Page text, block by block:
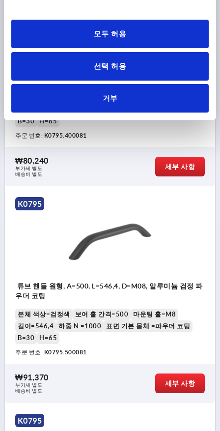
모두 허용
선택 허용
거부
튜브 핸들 원형, A=400, L=446,4, D=M08, 알루미늄 검정 파
우더 코팅
보어 홀 간격=400
B=30
H=65
주문 번호: K0795.400081
₩80,240
부가세 별도
배송비 별도
세부 사항
K0795
튜브 핸들 원형, A=500, L=546,4, D=M08, 알루미늄 검정 파
우더 코팅
본체 색상=검정색 보어 홀 간격=500
마운팅 홀=M8
길이=546,4
하중 N =1000
표면 기본 몸체 =파우더 코팅
B=30
H=65
주문 번호: K0795.500081
₩91,370
부가세 별도
배송비 별도
세부 사항
K0795